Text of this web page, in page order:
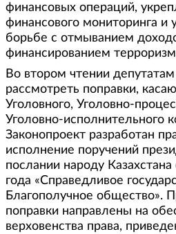
финансовых операций,
финансового мониторинга и
борьбе с отмыванием
финансированием
Во втором чтении
рассмотреть поправки,
Уголовного, Уголовно-
Уголовно-исполнительного
Законопроект разработан
исполнение поручений
послании народу
года «Справедливое
Благополучное общество».
поправки направлены на
верховенства права,